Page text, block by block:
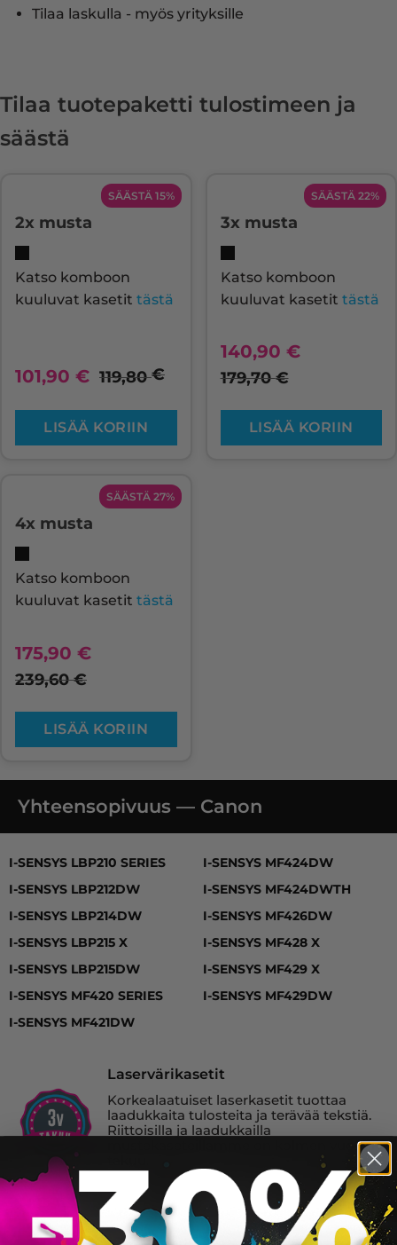
Tilaa laskulla - myös yrityksille
Tilaa tuotepaketti tulostimeen ja
säästä
SÄÄSTÄ 15%
2x musta
Katso komboon
kuuluvat kasetit tästä
101,90 € 119,80€
LISÄÄ KORIIN
SÄÄSTÄ 22%
3x musta
Katso komboon
kuuluvat kasetit tästä
140,90 €
179,70€
LISÄÄ KORIIN
SÄÄSTÄ 27%
4x musta
Katso komboon
kuuluvat kasetit tästä
175,90 €
239,60€
LISÄÄ KORIIN
Yhteensopivuus — Canon
I-SENSYS LBP210 SERIES
I-SENSYS LBP212DW
I-SENSYS LBP214DW
I-SENSYS LBP215 X
I-SENSYS LBP215DW
I-SENSYS MF420 SERIES
I-SENSYS MF421DW
I-SENSYS MF424DW
I-SENSYS MF424DWTH
I-SENSYS MF426DW
I-SENSYS MF428 X
I-SENSYS MF429 X
I-SENSYS MF429DW
Laservärikasetit
Korkealaatuiset laserkasetit tuottaa
laadukkaita tulosteita ja terävää tekstiä.
Riittoisilla ja laadukkailla
mustekaseteillamme on kolmen vuoden
Canon 052H laserkasetti, musta – tarvike,